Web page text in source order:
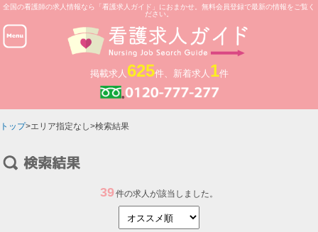
全国の看護師の求人情報なら「看護求人ガイド」におまかせ。無料会員登録で最新の情報をご覧く
ださい。
掲載求人 625件、新着求人 1件
トップ>エリア指定なし>検索結果
39件の求人が該当しました。